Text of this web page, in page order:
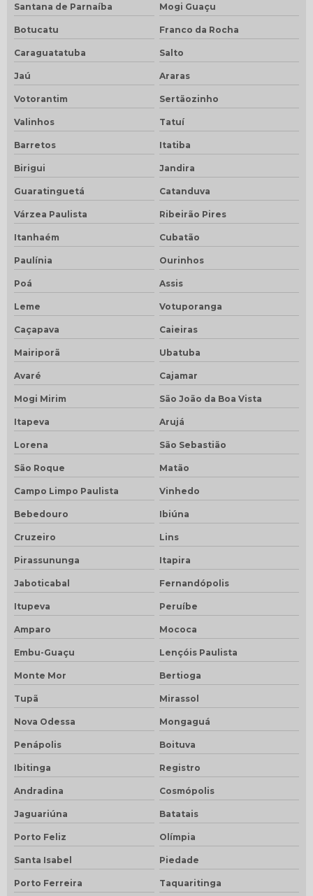
Santana de Parnaíba Mogi Guaçu
Botucatu Franco da Rocha
Caraguatatuba Salto
Jaú Araras
Votorantim Sertãozinho
Valinhos Tatuí
Barretos Itatiba
Birigui Jandira
Guaratinguetá Catanduva
Várzea Paulista Ribeirão Pires
Itanhaém Cubatão
Paulínia Ourinhos
Poá Assis
Leme Votuporanga
Caçapava Caieiras
Mairiporã Ubatuba
Avaré Cajamar
Mogi Mirim São João da Boa Vista
Itapeva Arujá
Lorena São Sebastião
São Roque Matão
Campo Limpo Paulista Vinhedo
Bebedouro Ibiúna
Cruzeiro Lins
Pirassununga Itapira
Jaboticabal Fernandópolis
Itupeva Peruíbe
Amparo Mococa
Embu-Guaçu Lençóis Paulista
Monte Mor Bertioga
Tupã Mirassol
Nova Odessa Mongaguá
Penápolis Boituva
Ibitinga Registro
Andradina Cosmópolis
Jaguariúna Batatais
Porto Feliz Olímpia
Santa Isabel Piedade
Porto Ferreira Taquaritinga